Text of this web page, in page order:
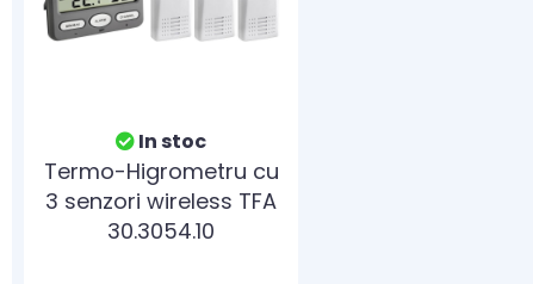
In stoc
Termo-Higrometru cu
3 senzori wireless TFA
30.3054.10